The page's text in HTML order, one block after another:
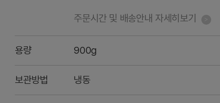
주문시간 및 배송안내 자세히보기
용량 900g
보관방법 냉동